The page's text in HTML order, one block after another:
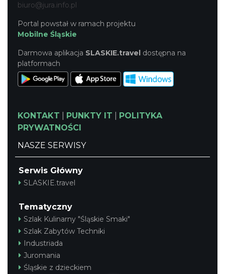
biuro@jura.info.pl
Portal powstał w ramach projektu
Mobilne Śląskie
Darmowa aplikacja SLASKIE.travel dostępna na
platformach
KONTAKT PUNKTY IT
POLITYKA
PRYWATNOŚCI
NASZE SERWISY
Serwis Główny
SLASKIE.travel
Tematyczny
Szlak Kulinarny "Śląskie Smaki"
Szlak Zabytów Techniki
Industriada
Juromania
Śląskie z dzieckiem